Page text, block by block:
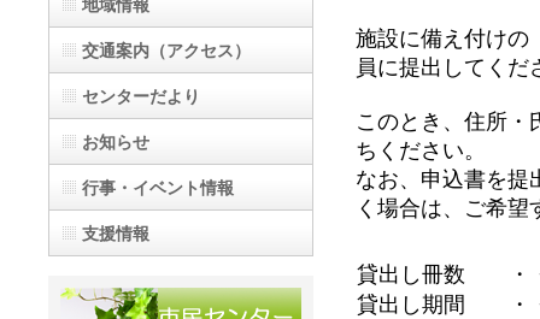
施設に備え付けの
員に提出してくだ
このとき、住所・
ちください。
なお、申込書を提
く場合は、ご希
貸出し冊数 ・
貸出し期間 ・
地域情報
交通案内（アクセス）
センターだより
お知らせ
行事・イベント情報
支援情報